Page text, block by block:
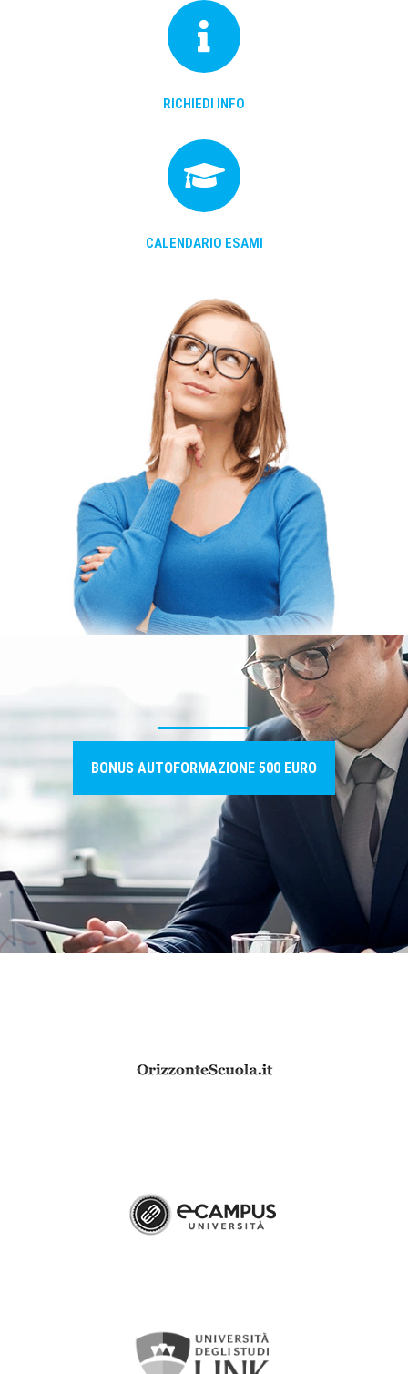
RICHIEDI INFO
CALENDARIO ESAMI
BONUS AUTOFORMAZIONE 500 EURO